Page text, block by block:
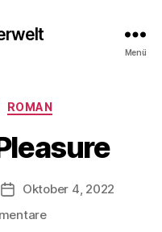
Menü
ROMAN
Veröffentlichungsdatum
Oktober 4, 2022
zu